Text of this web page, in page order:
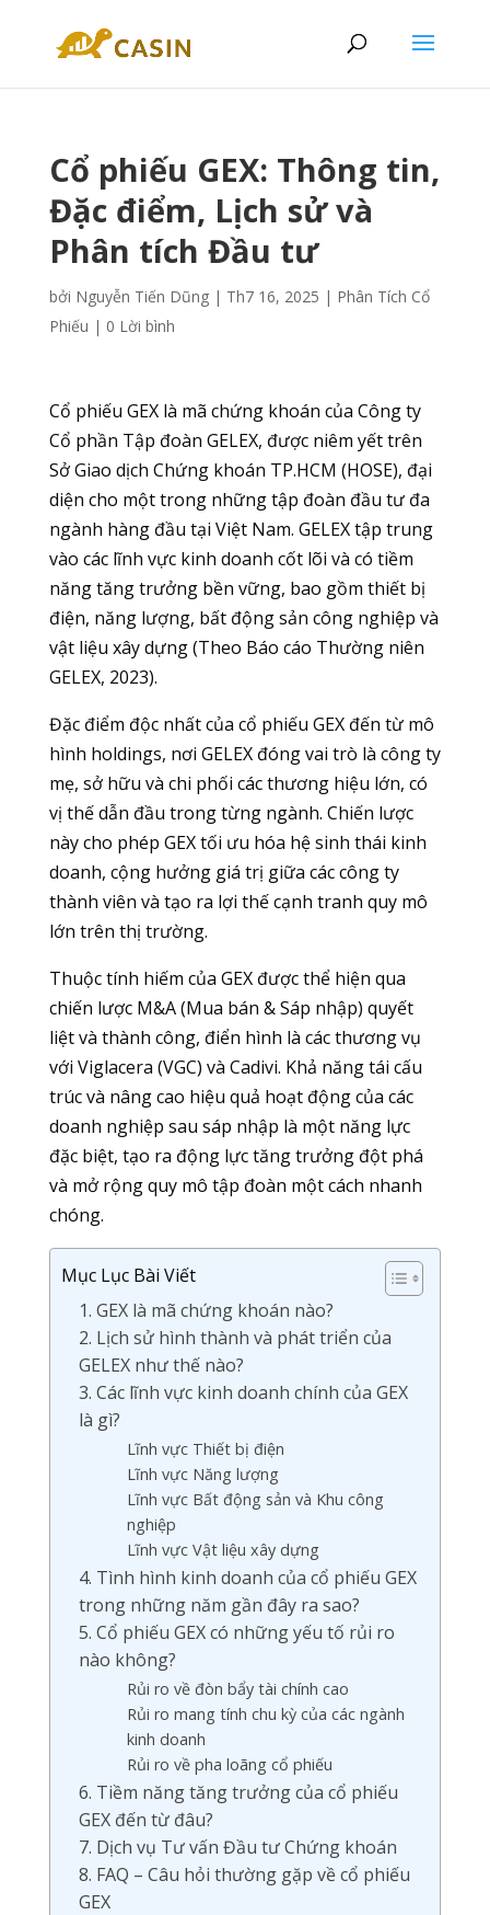
Cổ phiếu GEX: Thông tin,
Đặc điểm, Lịch sử và
Phân tích Đầu tư
bởi Nguyễn Tiến Dũng| Th7 16, 2025 | Phân Tích Cổ
Phiếu | 0 Lời bình
Cổ phiếu GEX là mã chứng khoán của Công ty
Cổ phần Tập đoàn GELEX, được niêm yết trên
Sở Giao dịch Chứng khoán TP.HCM (HOSE), đại
diện cho một trong những tập đoàn đầu tư đa
ngành hàng đầu tại Việt Nam. GELEX tập trung
vào các lĩnh vực kinh doanh cốt lõi và có tiềm
năng tăng trưởng bền vững, bao gồm thiết bị
điện, năng lượng, bất động sản công nghiệp và
vật liệu xây dựng (Theo Báo cáo Thường niên
GELEX, 2023).
Đặc điểm độc nhất của cổ phiếu GEX đến từ mô
hình holdings, nơi GELEX đóng vai trò là công ty
mẹ, sở hữu và chi phối các thương hiệu lớn, có
vị thế dẫn đầu trong từng ngành. Chiến lược
này cho phép GEX tối ưu hóa hệ sinh thái kinh
doanh, cộng hưởng giá trị giữa các công ty
thành viên và tạo ra lợi thế cạnh tranh quy mô
lớn trên thị trường.
Thuộc tính hiếm của GEX được thể hiện qua
chiến lược M&A (Mua bán & Sáp nhập) quyết
liệt và thành công, điển hình là các thương vụ
với Viglacera (VGC) và Cadivi. Khả năng tái cấu
trúc và nâng cao hiệu quả hoạt động của các
doanh nghiệp sau sáp nhập là một năng lực
đặc biệt, tạo ra động lực tăng trưởng đột phá
và mở rộng quy mô tập đoàn một cách nhanh
chóng.
Mục Lục Bài Viết
1. GEX là mã chứng khoán nào?
2. Lịch sử hình thành và phát triển của
GELEX như thế nào?
3. Các lĩnh vực kinh doanh chính của GEX
là gì?
Lĩnh vực Thiết bị điện
Lĩnh vực Năng lượng
Lĩnh vực Bất động sản và Khu công
nghiệp
Lĩnh vực Vật liệu xây dựng
4. Tình hình kinh doanh của cổ phiếu GEX
trong những năm gần đây ra sao?
5. Cổ phiếu GEX có những yếu tố rủi ro
nào không?
Rủi ro về đòn bẩy tài chính cao
Rủi ro mang tính chu kỳ của các ngành
kinh doanh
Rủi ro về pha loãng cổ phiếu
6. Tiềm năng tăng trưởng của cổ phiếu
GEX đến từ đâu?
7. Dịch vụ Tư vấn Đầu tư Chứng khoán
8. FAQ – Câu hỏi thường gặp về cổ phiếu
GEX